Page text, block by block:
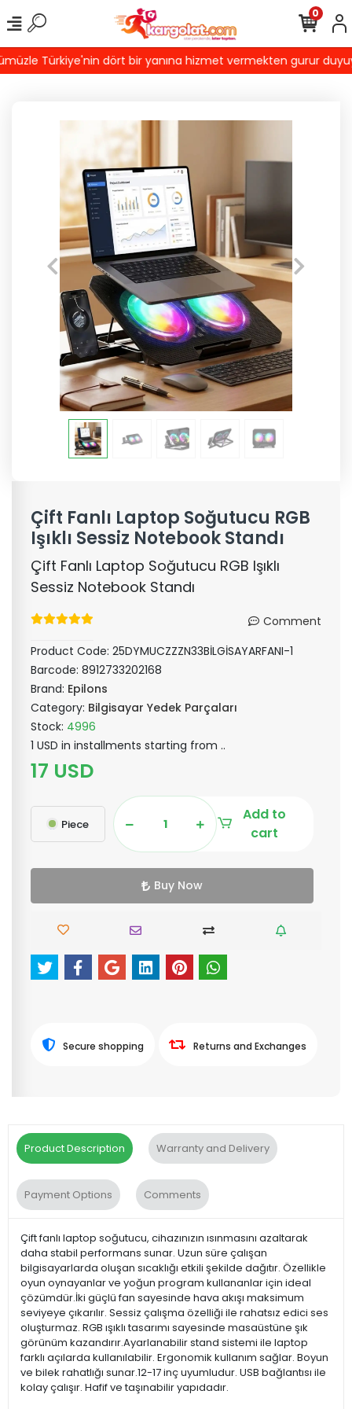
Türkiye'nin dört bir yanına hizmet vermekten gurur
0
Çift Fanlı Laptop Soğutucu RGB
Işıklı Sessiz Notebook Standı
Çift Fanlı Laptop Soğutucu RGB Işıklı
Sessiz Notebook Standı
Comment
Product Code: 25DYMUCZZZN33BİLGİSAYARFANI-1
Barcode: 8912733202168
Brand: Epilons
Category: Bilgisayar Yedek Parçaları
Stock: 4996
1 USD in installments starting from ..
17 USD
Piece
Add to
cart
Buy Now
Secure shopping Returns and Exchanges
Product Description Warranty and Delivery
Payment Options Comments
Çift fanlı laptop soğutucu, cihazınızın ısınmasını azaltarak
daha stabil performans sunar. Uzun süre çalışan
bilgisayarlarda oluşan sıcaklığı etkili şekilde dağıtır. Özellikle
oyun oynayanlar ve yoğun program kullananlar için ideal
çözümdür.İki güçlü fan sayesinde hava akışı maksimum
seviyeye çıkarılır. Sessiz çalışma özelliği ile rahatsız edici ses
oluşturmaz. RGB ışıklı tasarımı sayesinde masaüstüne şık
görünüm kazandırır.Ayarlanabilir stand sistemi ile laptop
farklı açılarda kullanılabilir. Ergonomik kullanım sağlar. Boyun
ve bilek rahatlığı sunar.12-17 inç uyumludur. USB bağlantısı ile
kolay çalışır. Hafif ve taşınabilir yapıdadır.